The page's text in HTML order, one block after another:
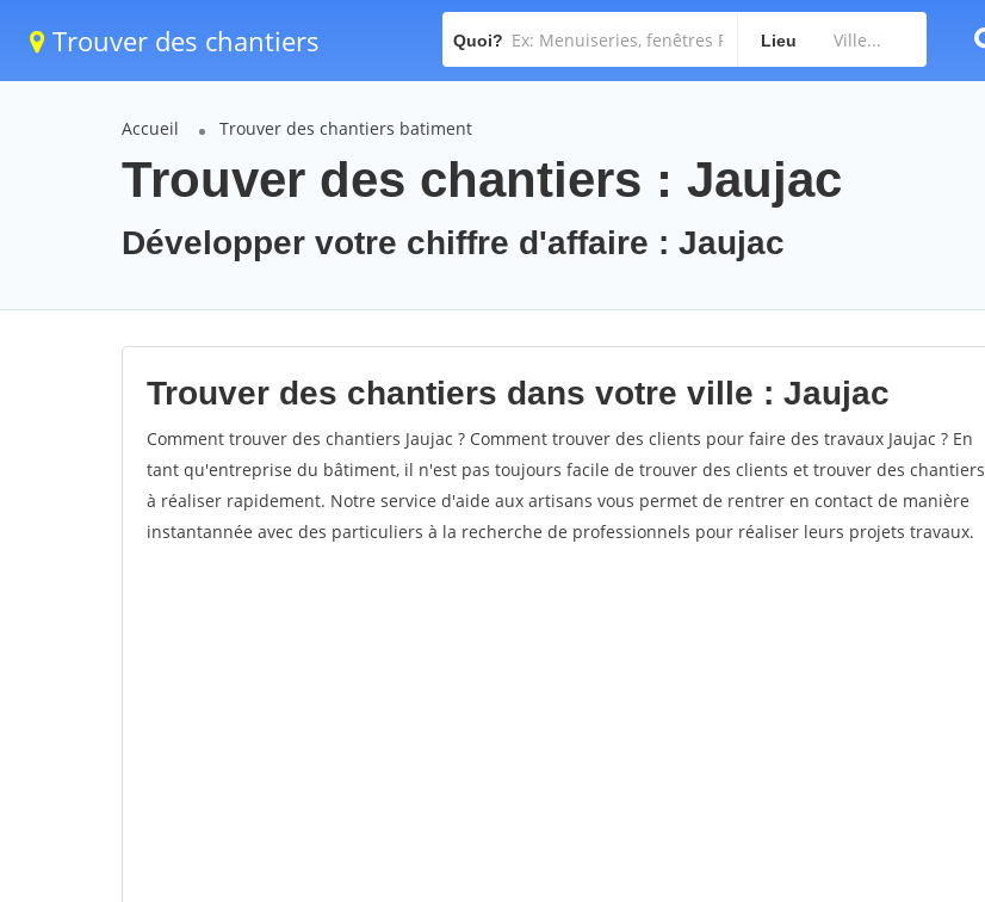
Trouver des chantiers Quoi? Lieu
Accueil Trouver des chantiers batiment
Trouver des chantiers : Jaujac
Développer votre chiffre d'affaire : Jaujac
Trouver des chantiers dans votre ville : Jaujac
Comment trouver des chantiers Jaujac ? Comment trouver des clients pour faire des travaux Jaujac ? En
tant qu'entreprise du bâtiment, il n'est pas toujours facile de trouver des clients et trouver des chantiers
à réaliser rapidement. Notre service d'aide aux artisans vous permet de rentrer en contact de manière
instantannée avec des particuliers à la recherche de professionnels pour réaliser leurs projets travaux.